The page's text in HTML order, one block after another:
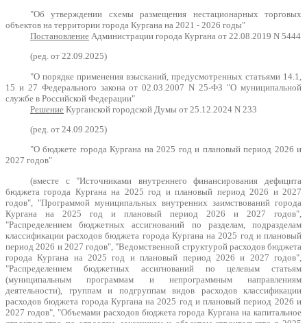
"Об утверждении схемы размещения нестационарных торговых
объектов на территории города Кургана на 2021 - 2026 годы"
Постановление Администрации города Кургана от 22.08.2019 N 5444
(ред. от 22.09.2025)
"О порядке применения взысканий, предусмотренных статьями 14.1,
15 и 27 Федерального закона от 02.03.2007 N 25-ФЗ "О муниципальной
службе в Российской Федерации"
Решение Курганской городской Думы от 25.12.2024 N 233
(ред. от 24.09.2025)
"О бюджете города Кургана на 2025 год и плановый период 2026 и
2027 годов"
(вместе с "Источниками внутреннего финансирования дефицита
бюджета города Кургана на 2025 год и плановый период 2026 и 2027
годов", "Программой муниципальных внутренних заимствований города
Кургана на 2025 год и плановый период 2026 и 2027 годов",
"Распределением бюджетных ассигнований по разделам, подразделам
классификации расходов бюджета города Кургана на 2025 год и плановый
период 2026 и 2027 годов", "Ведомственной структурой расходов бюджета
города Кургана на 2025 год и плановый период 2026 и 2027 годов",
"Распределением бюджетных ассигнований по целевым статьям
(муниципальным программам и непрограммным направлениям
деятельности), группам и подгруппам видов расходов классификации
расходов бюджета города Кургана на 2025 год и плановый период 2026 и
2027 годов", "Объемами расходов бюджета города Кургана на капитальное